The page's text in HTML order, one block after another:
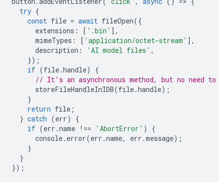
try {
const file = await fileOpen({
extensions : [ '.bin' ],
mimeTypes : [ 'application/octet-stream' ],
description : 'AI model files' ,
});
if (file.handle)
{
// It's an asynchronous method, but no need
storeFileHandleInIDB(file.handle);
}
return file ;
} catch (err)
{
if (err .name !== 'AbortError' )
{
console. error(err .name, err .message);
}
}
});